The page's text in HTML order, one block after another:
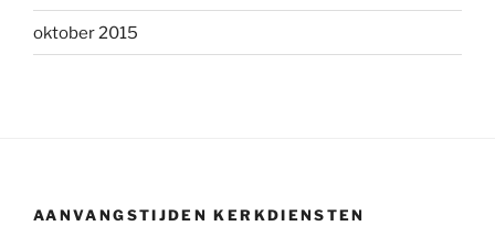
oktober 2015
AANVANGSTIJDEN KERKDIENSTEN